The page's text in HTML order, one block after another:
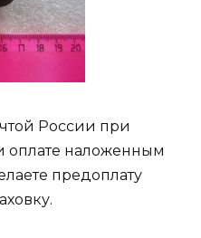
России при
оплате наложенным
предоплату